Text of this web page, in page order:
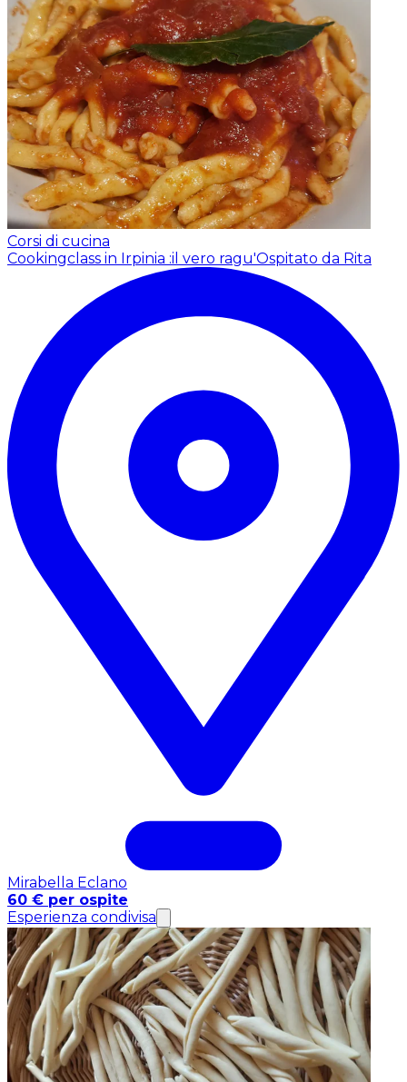
Corsi di cucina
Cookingclass in Irpinia :il vero ragu'Ospitato da Rita
Mirabella Eclano
60 € per ospite
Esperienza condivisa